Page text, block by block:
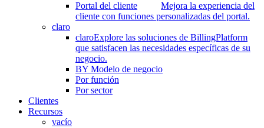
Portal del cliente
Mejora la experiencia del
cliente con funciones personalizadas del portal.
claro
claroExplore las soluciones de BillingPlatform
que satisfacen las necesidades específicas de su
negocio.
BY Modelo de negocio
Por función
Por sector
Clientes
Recursos
vacío